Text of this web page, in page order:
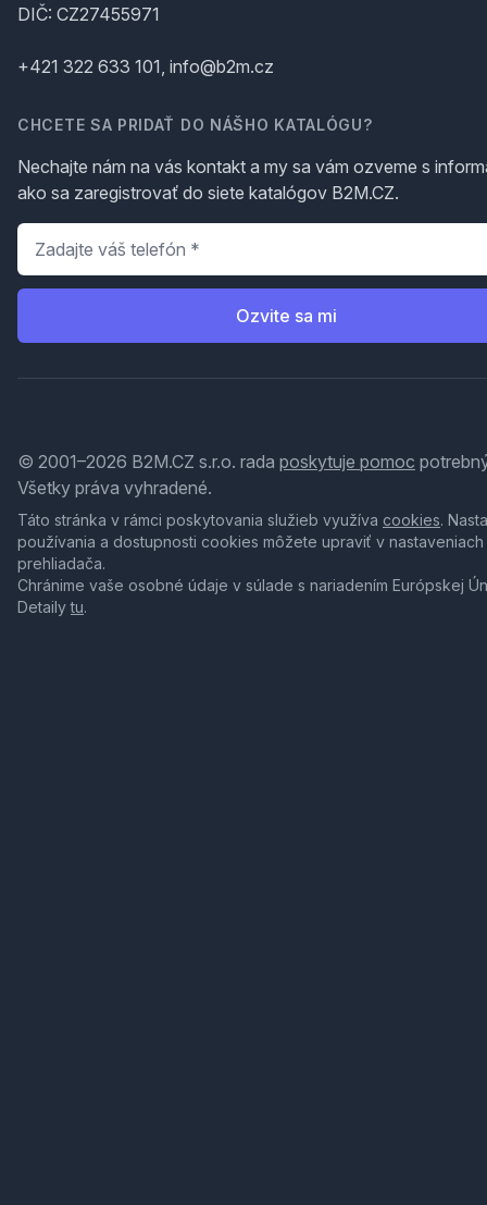
DIČ: CZ27455971
+421 322 633 101, info@b2m.cz
CHCETE SA PRIDAŤ DO NÁŠHO KATALÓGU?
Nechajte nám na vás kontakt a my sa vám ozveme s
ako sa zaregistrovať do siete katalógov B2M.CZ.
Telefón
Ozvite sa mi
© 2001–2026 B2M.CZ s.r.o. rada poskytuje pomoc
Všetky práva vyhradené.
Táto stránka v rámci poskytovania služieb využíva cookies.
používania a dostupnosti cookies môžete upraviť v nastaveniach
prehliadača.
Chránime vaše osobné údaje v súlade s nariadením Európskej
Detailytu.